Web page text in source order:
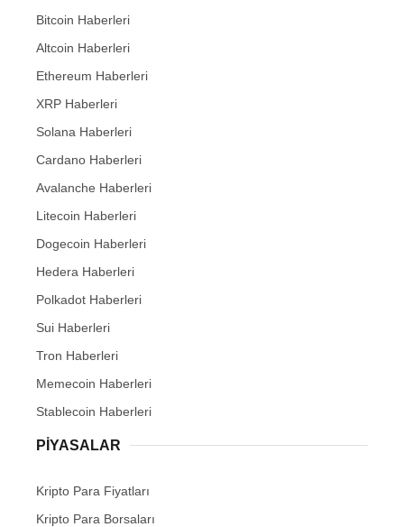
Bitcoin Haberleri
Altcoin Haberleri
Ethereum Haberleri
XRP Haberleri
Solana Haberleri
Cardano Haberleri
Avalanche Haberleri
Litecoin Haberleri
Dogecoin Haberleri
Hedera Haberleri
Polkadot Haberleri
Sui Haberleri
Tron Haberleri
Memecoin Haberleri
Stablecoin Haberleri
PIYASALAR
Kripto Para Fiyatları
Kripto Para Borsaları